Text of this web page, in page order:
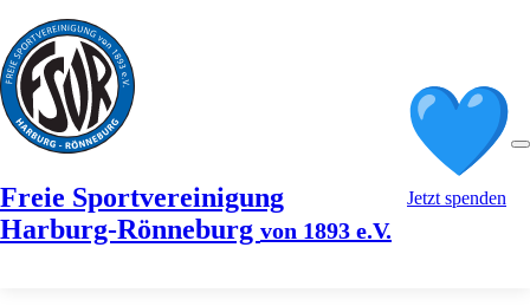
Freie Sportvereinigung
Harburg-Rönneburg von 1893 e.V.
Jetzt spenden